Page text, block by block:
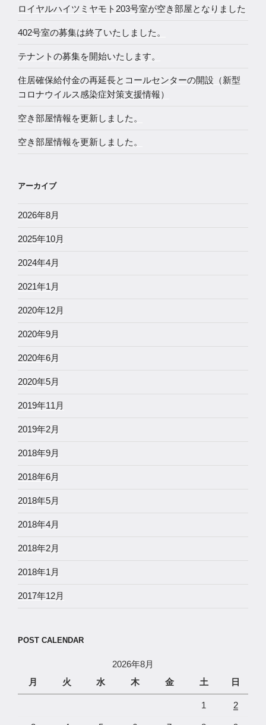
ロイヤルハイツミヤモト203号室が空き部屋となりました
402号室の募集は終了いたしました。
テナントの募集を開始いたします。
住居確保給付金の再延長とコールセンターの開設（新型
コロナウイルス感染症対策支援情報）
空き部屋情報を更新しました。
空き部屋情報を更新しました。
アーカイブ
2026年8月
2025年10月
2024年4月
2021年1月
2020年12月
2020年9月
2020年6月
2020年5月
2019年11月
2019年2月
2018年9月
2018年6月
2018年5月
2018年4月
2018年2月
2018年1月
2017年12月
POST CALENDAR
2026年8月
月
火 水 木 金 土 日
1 2